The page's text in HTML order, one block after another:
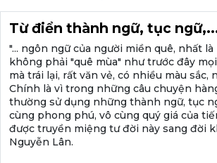
Từ điển thành ngữ, tục
"... ngôn ngữ của người miền quê, nhất
không phải "quê mùa" như trước đây
mà trái lại, rất văn vẻ, có nhiều màu sắc,
Chính là vì trong những câu chuyện
thường sử dụng những thành ngữ, tục
cùng phong phú, vô cùng quý giá của
được truyền miệng tư đời này sang đời
Nguyễn Lân.